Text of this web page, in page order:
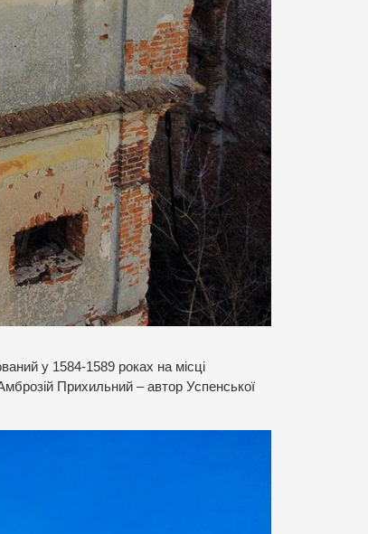
у 1584-1589 роках на місці
Прихильний – автор Успенської